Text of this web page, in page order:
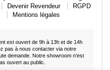
Devenir Revendeur
RGPD
Mentions légales
est ouvert de 9h à 13h et de 14h
pas à nous contacter via notre
demande. Notre showroom n’est
ouvert au public.